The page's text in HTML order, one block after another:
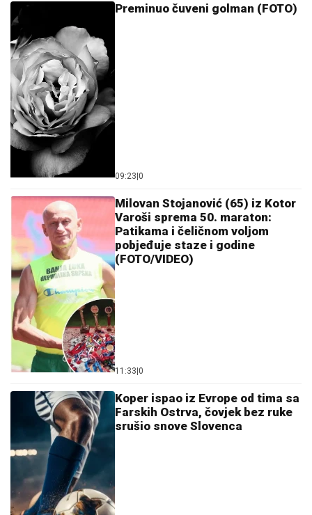
Preminuo čuveni golman (FOTO)
09:23 0
Milovan Stojanović (65) iz Kotor
Varoši sprema 50. maraton:
Patikama i čeličnom voljom
pobjeđuje staze i godine
(FOTO/VIDEO)
11:33 0
Koper ispao iz Evrope od tima sa
Farskih Ostrva, čovjek bez ruke
srušio snove Slovenca